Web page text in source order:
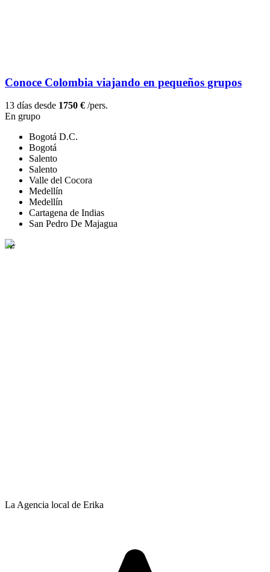
Conoce Colombia viajando en pequeños grupos
13 días desde 1750 € /pers.
En grupo
Bogotá D.C.
Bogotá
Salento
Salento
Valle del Cocora
Medellín
Medellín
Cartagena de Indias
San Pedro De Majagua
La Agencia local de Erika